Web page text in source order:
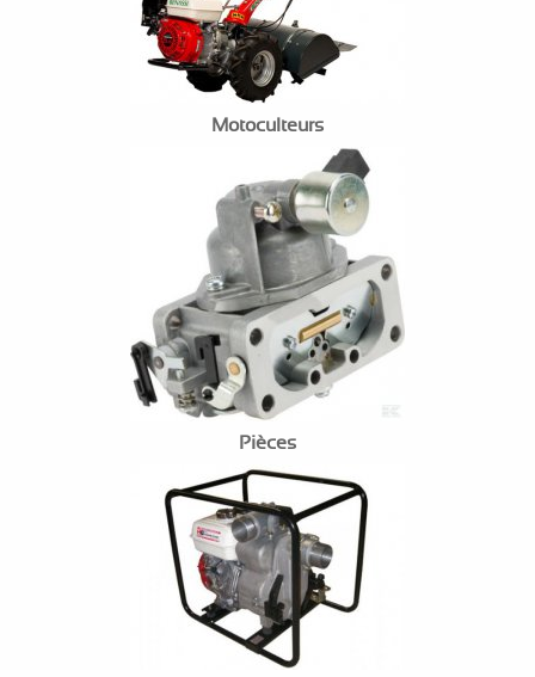
Motoculteurs
Pièces